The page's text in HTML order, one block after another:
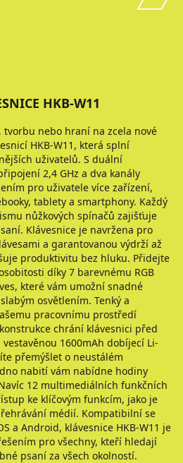
HKB-W11
nebo hraní na zcela nové
HKB-W11, která splní
uživatelů. S duální
2,4 GHz a dva kanály
pro uživatele více zařízení,
tablety a smartphony. Každý
nůžkových spínačů zajišťuje
Klávesnice je navržena pro
a garantovanou výdrží až
produktivitu bez hluku. Přidejte
díky 7 barevnému RGB
které vám umožní snadné
osvětlením. Tenký a
pracovnímu prostředí
chrání klávesnici před
1600mAh dobíjecí Li-
přemýšlet o neustálém
nabití vám nabídne hodiny
12 multimediálních funkčních
ke klíčovým funkcím, jako je
médií. Kompatibilní se
a Android, klávesnice HKB-W11 je
pro všechny, kteří hledají
psaní za všech okolností.